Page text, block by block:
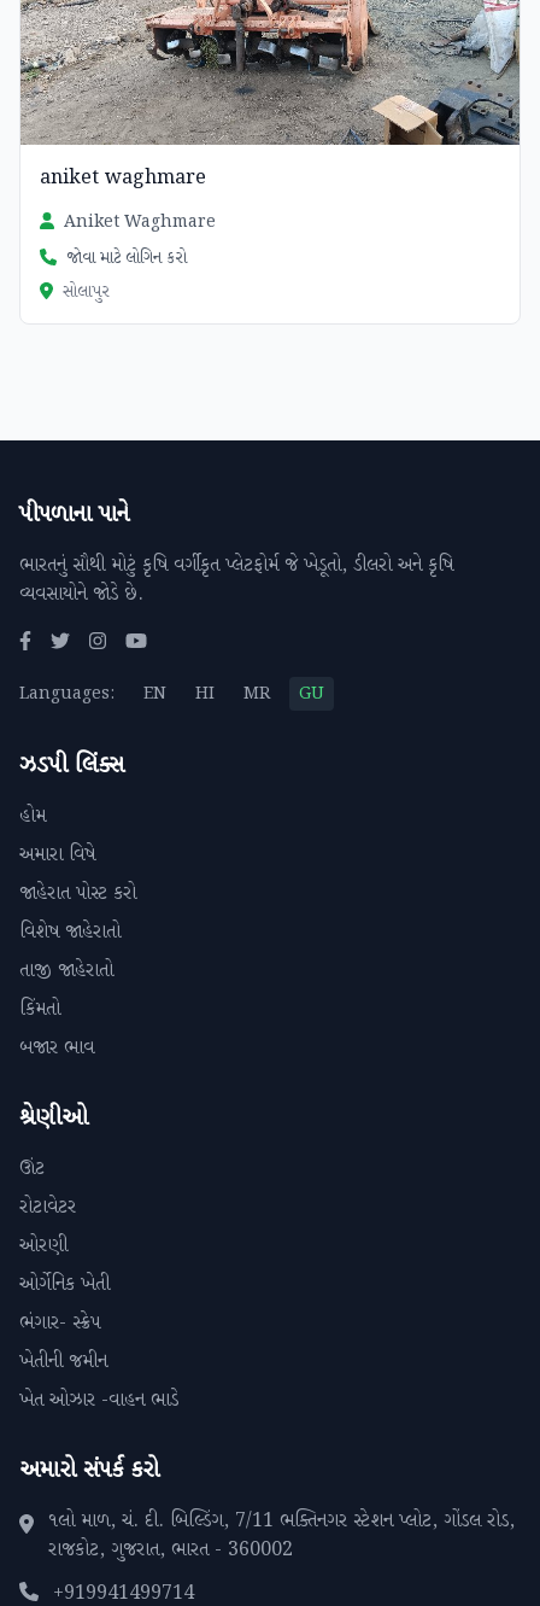
aniket waghmare
Aniket Waghmare
જોવા માટે લોગિન કરો
સોલાપુર
પીપળાના પાને
ભારતનું સૌથી મોટું કૃષિ વર્ગીકૃત પ્લેટફોર્મ જે ખેડૂતો, ડીલરો અને કૃષિ
વ્યવસાયોને જોડે છે.
Languages: EN HI MR GU
ઝડપી લિંક્સ
હોમ
અમારા વિષે
જાહેરાત પોસ્ટ કરો
વિશેષ જાહેરાતો
તાજી જાહેરાતો
કિંમતો
બજાર ભાવ
શ્રેણીઓ
ઊંટ
રોટાવેટર
ઓરણી
ઓર્ગેનિક ખેતી
ભંગાર- સ્ક્રેપ
ખેતીની જમીન
ખેત ઓઝાર -વાહન ભાડે
અમારો સંપર્ક કરો
૧લો માળ, ચં. દી. બિલ્ડિંગ, 7/11 ભક્તિનગર સ્ટેશન પ્લોટ, ગોંડલ રોડ,
રાજકોટ, ગુજરાત, ભારત - 360002
+919941499714